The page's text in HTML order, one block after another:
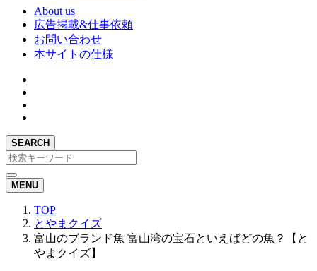
About us
広告掲載&仕事依頼
お問い合わせ
本サイトの仕様
SEARCH
MENU
TOP
とやまクイズ
富山のブランド魚 富山湾の宝石といえばどの魚？【と
やまクイズ】